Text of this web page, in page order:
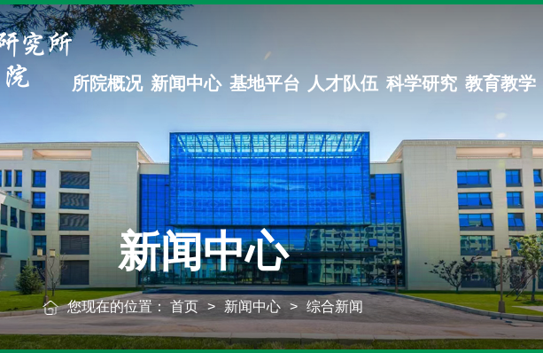
所院概况 新闻中心 基地平台 人才队伍 科学研究 教育教学
新闻中心
您现在的位置： 首页 > 新闻中心 > 综合新闻